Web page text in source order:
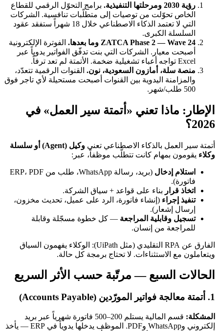
رؤية 2030 ومرحلتها التنفيذية.
برامج التحوّل الرقمي للقطاع
الخاص تحوّلت من توصيات إلى متطلّبات تنافسية. الشركات
التي لا تعتمد الذكاء الاصطناعي خلال 18 شهراً ستفقد عقود
السلسلة الكبرى.
ZATCA Phase 2 — Wave 24 وما بعدها.
الفوترة الإلكترونية
أصبحت معيار. الشركات التي بنت تدفّق الفواتير يدوياً عبر
Excel تواجه أعباء تشغيلية ضخمة. الأتمتة لم تعد ترفاً.
منصة سلة، أمازون السعودية، نون.القنوات الرقمية تتعدّد،
والمزامنة اليدوية بين القنوات أصبحت مستحيلة لأي تاجر فوق
500 طلب/شهر.
الإطار: ماذا تعني «أتمتة سير العمل» في
2026؟
أتمتة سير العمل بالذكاء الاصطناعي تعني
وكيل (Agent) أو سلسلة
وكلاءيقومون بمهام كانت تتطلّب موظفاً، عبر:
استلام إدخال
(بريد، رسالة WhatsApp، طلب من ERP، PDF
فاتورة).
اتخاذ قرار بناء على قواعد + سياق الشركة.
تنفيذ إجراء (إنشاء فاتورة، الرد على عميل، تحديث مخزون،
إرسال إشعار).
تسجيل وقابلية المراجعة— كل خطوة مسجّلة وقابلة
للمراجعة من إنسان.
الفارق عن RPA التقليدي (مثل UiPath): الوكلاء يفهمون السياق
ويتعاملون مع الاستثناءات. لا تحتاج برمجة كل حالة.
الحالات السبع — مرتّبة حسب الأثر السريع
1. أتمتة معالجة فواتير المورّدين (Accounts Payable)
المشكلة:
قسم المالية يستلم 200–500 فاتورة شهرياً عبر بريد
إلكتروني وWhatsApp وPDF. الموظف يدخلها يدوياً في ERP — يأخذ